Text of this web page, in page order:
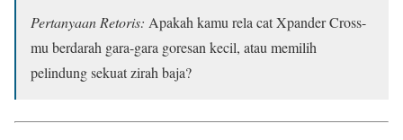
Pertanyaan Retoris: Apakah kamu rela cat Xpander Cross-
mu berdarah gara-gara goresan kecil, atau memilih
pelindung sekuat zirah baja?